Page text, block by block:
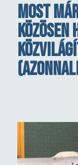
MOST
KÖZÖSEN
P
Á